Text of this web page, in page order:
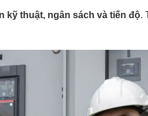
kỹ thuật, ngân sách và tiến độ.